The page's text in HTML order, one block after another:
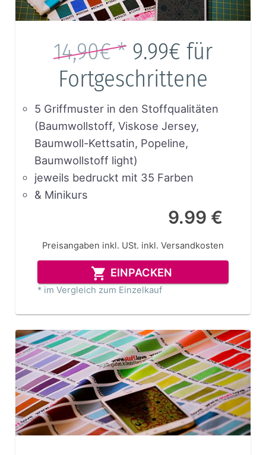
14,90€ * 9.99€ für
Fortgeschrittene
5 Griffmuster in den Stoffqualitäten
(Baumwollstoff, Viskose Jersey,
Baumwoll-Kettsatin, Popeline,
Baumwollstoff light)
jeweils bedruckt mit 35 Farben
& Minikurs
9.99 €
Preisangaben inkl. USt. inkl. Versandkosten
EINPACKEN
* im Vergleich zum Einzelkauf